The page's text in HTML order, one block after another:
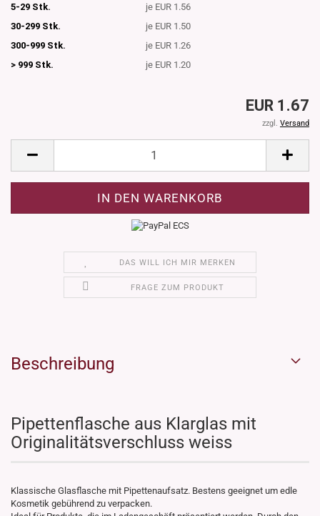
5-29 Stk.
je EUR 1.56
30-299 Stk.
je EUR 1.50
300-999 Stk.
je EUR 1.26
> 999 Stk.
je EUR 1.20
EUR 1.67
zzgl. Versand
DAS WILL ICH MIR MERKEN
FRAGE ZUM PRODUKT
Beschreibung
Pipettenflasche aus Klarglas mit
Originalitätsverschluss weiss
Klassische Glasflasche mit Pipettenaufsatz. Bestens geeignet um edle
Kosmetik gebührend zu verpacken.